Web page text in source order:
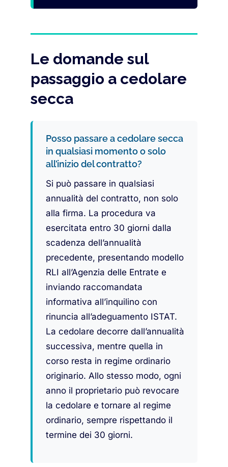
Le domande sul
passaggio a cedolare
secca
Posso passare a cedolare secca
in qualsiasi momento o solo
all’inizio del contratto?
Si può passare in qualsiasi
annualità del contratto, non solo
alla firma. La procedura va
esercitata entro 30 giorni dalla
scadenza dell’annualità
precedente, presentando modello
RLI all’Agenzia delle Entrate e
inviando raccomandata
informativa all’inquilino con
rinuncia all’adeguamento ISTAT.
La cedolare decorre dall’annualità
successiva, mentre quella in
corso resta in regime ordinario
originario. Allo stesso modo, ogni
anno il proprietario può revocare
la cedolare e tornare al regime
ordinario, sempre rispettando il
termine dei 30 giorni.